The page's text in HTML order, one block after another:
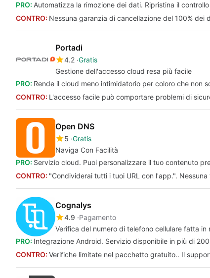
PRO: Automatizza la rimozione dei dati. Ripristina il
CONTRO: Nessuna garanzia di cancellazione del 100% dei
Portadi
4.2 Gratis
Gestione dell'accesso cloud resa più facile
PRO: Rende il cloud meno intimidatorio per coloro che non
CONTRO: L'accesso facile può comportare problemi di
Open DNS
5 Gratis
Naviga Con Facilità
PRO: Servizio cloud. Puoi personalizzare il tuo contenuto
CONTRO: "Condividerai tutti i tuoi URL con l'app.".
Cognalys
4.9 Pagamento
Verifica del numero di telefono cellulare fatta in
PRO: Integrazione Android. Servizio disponibile in più di
CONTRO: Verifiche limitate nel pacchetto gratuito.. Il